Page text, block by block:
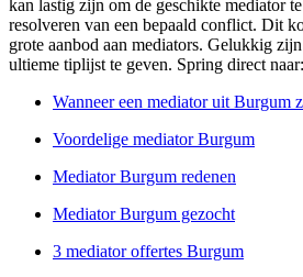
kan lastig zijn om de geschikte mediator
resolveren van een bepaald conflict. Dit
grote aanbod aan mediators. Gelukkig
ultieme tiplijst te geven. Spring direct naar:
Wanneer een mediator uit Burgum
Voordelige mediator Burgum
Mediator Burgum redenen
Mediator Burgum gezocht
3 mediator offertes Burgum